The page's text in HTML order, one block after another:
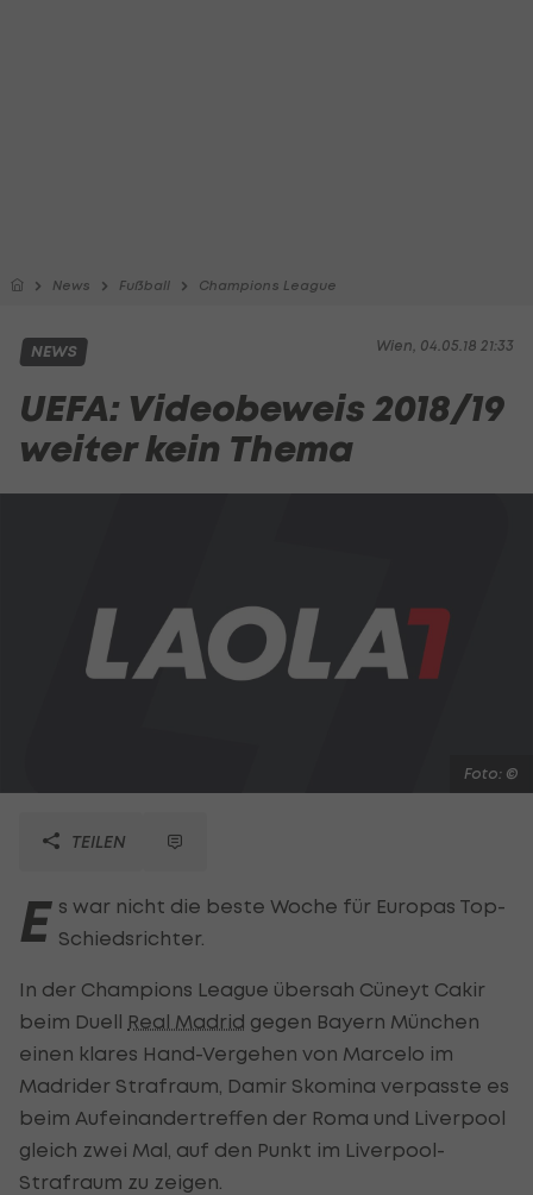
News Fußball Champions League
Wien, 04.05.18 21:33
NEWS
UEFA: Videobeweis 2018/19
weiter kein Thema
Foto: ©
TEILEN
E s war nicht die beste Woche für Europas Top-
Schiedsrichter.
In der Champions League übersah Cüneyt Cakir
beim Duell Real Madrid gegen Bayern München
einen klares Hand-Vergehen von Marcelo im
Madrider Strafraum, Damir Skomina verpasste es
beim Aufeinandertreffen der Roma und Liverpool
gleich zwei Mal, auf den Punkt im Liverpool-
Strafraum zu zeigen.